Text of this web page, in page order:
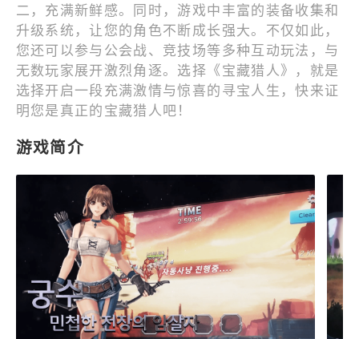
二，充满新鲜感。同时，游戏中丰富的装备收集和
升级系统，让您的角色不断成长强大。不仅如此，
您还可以参与公会战、竞技场等多种互动玩法，与
无数玩家展开激烈角逐。选择《宝藏猎人》，就是
选择开启一段充满激情与惊喜的寻宝人生，快来证
明您是真正的宝藏猎人吧！
游戏简介